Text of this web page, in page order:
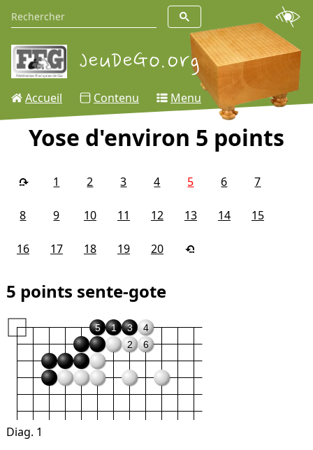
Accueil Contenu Menu
Yose d'environ 5 points
1 2 3 4 5 6 7
8 9 10 11 12 13 14 15
16 17 18 19 20
5 points sente-gote
5 1
3
2
4
6
Diag. 1